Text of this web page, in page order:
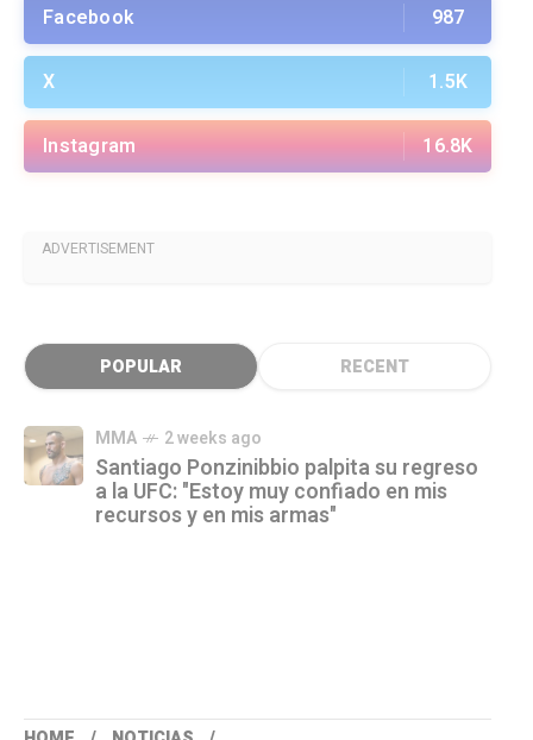
Facebook 987
X 1.5K
Instagram 16.8K
ADVERTISEMENT
POPULAR RECENT
MMA 2 weeks ago
Santiago Ponzinibbio palpita su regreso
a la UFC: "Estoy muy confiado en mis
recursos y en mis armas"